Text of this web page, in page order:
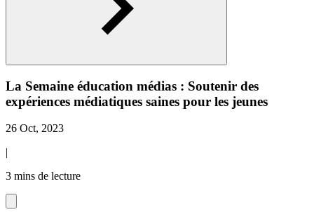
La Semaine éducation médias : Soutenir des
expériences médiatiques saines pour les jeunes
26 Oct, 2023
|
3 mins de lecture